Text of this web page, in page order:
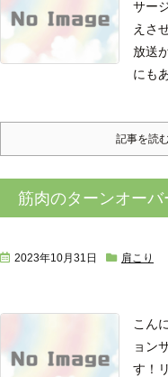
サー
えさ
放送
にも
記事を読
筋肉のターンオーバ
2023年10月31日 肩こり
こん
ョン
す！